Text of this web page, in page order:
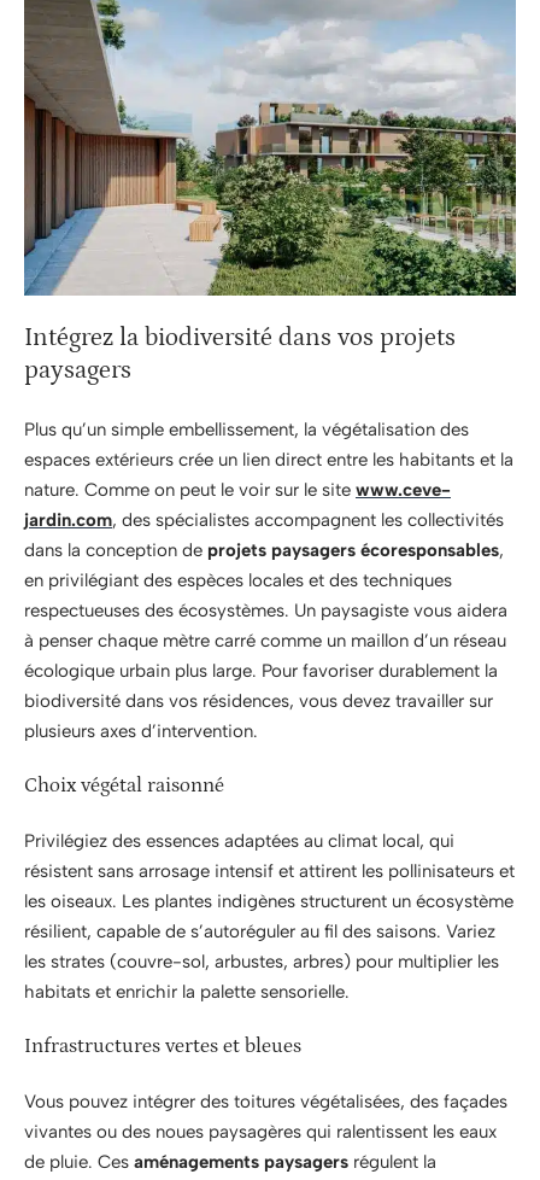
Intégrez la biodiversité dans vos projets
paysagers
Plus qu’un simple embellissement, la végétalisation des
espaces extérieurs crée un lien direct entre les habitants et la
nature. Comme on peut le voir sur le site www.ceve-
jardin.com, des spécialistes accompagnent les collectivités
dans la conception de projets paysagers écoresponsables,
en privilégiant des espèces locales et des techniques
respectueuses des écosystèmes. Un paysagiste vous aidera
à penser chaque mètre carré comme un maillon d’un réseau
écologique urbain plus large. Pour favoriser durablement la
biodiversité dans vos résidences, vous devez travailler sur
plusieurs axes d’intervention.
Choix végétal raisonné
Privilégiez des essences adaptées au climat local, qui
résistent sans arrosage intensif et attirent les pollinisateurs et
les oiseaux. Les plantes indigènes structurent un écosystème
résilient, capable de s’autoréguler au fil des saisons. Variez
les strates (couvre-sol, arbustes, arbres) pour multiplier les
habitats et enrichir la palette sensorielle.
Infrastructures vertes et bleues
Vous pouvez intégrer des toitures végétalisées, des façades
vivantes ou des noues paysagères qui ralentissent les eaux
de pluie. Ces aménagements paysagers régulent la